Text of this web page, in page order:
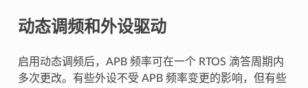
动态调频和外设驱动
启用动态调频后，APB 频率可在一个 RTOS 滴答周期内
多次更改。有些外设不受 APB 频率变更的影响，但有些